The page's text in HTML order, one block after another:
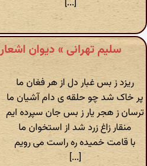
[...]
سلیم تهرانی » دیوان اشعار
ریزد ز بس غبار دل از هر فغان ما
پر خاک شد چو حلقه ی دام آشیان ما
ترسان ز هجر یار ز بس جان سپرده ایم
منقار زاغ زرد شد از استخوان ما
با قامت خمیده ره راست می رویم
[...]